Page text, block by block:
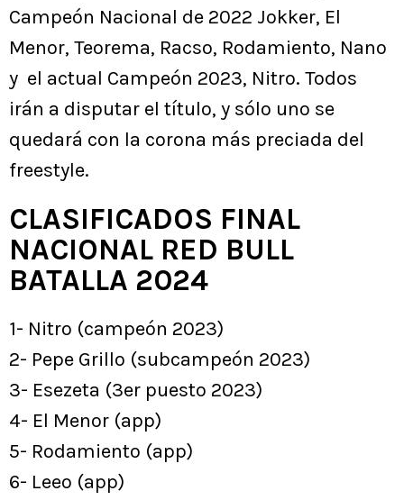
Campeón Nacional de 2022 Jokker, El
Menor, Teorema, Racso, Rodamiento, Nano
y el actual Campeón 2023, Nitro. Todos
irán a disputar el título, y sólo uno se
quedará con la corona más preciada del
freestyle.
CLASIFICADOS FINAL
NACIONAL RED BULL
BATALLA 2024
1- Nitro (campeón 2023)
2- Pepe Grillo (subcampeón 2023)
3- Esezeta (3er puesto 2023)
4- El Menor (app)
5- Rodamiento (app)
6- Leeo (app)